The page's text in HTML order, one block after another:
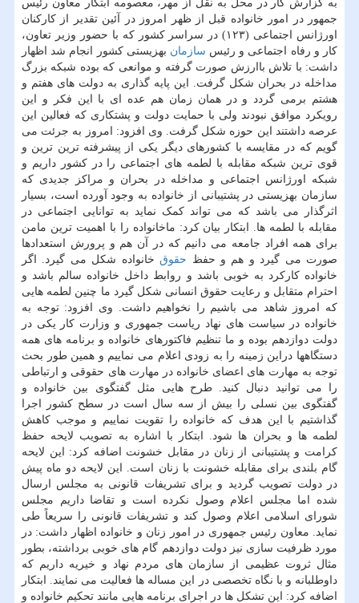
به گزارش کار در محل به نقل از مهر، معصومه ابتکار معاون رئیس
جمهور در امور خانواده قبل از ظهر امروز در آئین تقدیر از کارکنان
اورژانس اجتماعی (۱۲۳) در سراسر کشور که با حضور وزیر تعاون،
کار و رفاه اجتماعی و رئیس سازمان بهزیستی کشور انجام شد اظهار
داشت: با تلاش باارزش صورت گرفته و موانعی که بوده شبکه بزرگ
مداخله در بحران شکل گرفت. این پایه گذاری به دولت های هفتم و
هشتم برمی گردد و در همان زمان هم عده ای با این فکر و این
رویکرد موافق نبودند ولی با حمایت دولت و پشتکاری که فعالین این
عرصه داشتند این حوزه شکل گرفت. وی افزود: امروز به جرئت می
گویم که در مقایسه با کشورهای دیگر یکی از پیشرفته ترین ترین و
قوی ترین شبکه مقابله با لطمه های اجتماعی را در کشور داریم و
شبکه اورژانس اجتماعی و مداخله در بحران و مراکز جدیدی که
سازمان بهزیستی در پشتیبانی از خانواده به وجود آورده است، بسیار
اثرگذار می باشد که می تواند کمک نماید به توانایی اجتماعی در
مقابله با لطمه ها. ابتکار بیان کرد: ماخانواده را با اهمیت ترین مامن
برای همه افراد جامعه می دانیم که در آن هم و پرورش استعدادها
صورت می گیرد و هم و حفظ حقوق خانواده شکل می گیرد. اگر
خانواده کارکرد به خوبی باشد و روابط داخل خانواده سالم باشد و
احترام متقابل و رعایت حقوق انسانی شکل گیرد ما چنین لطمه هایی
که امروز شاهد می باشیم را نخواهیم داشت. وی افزود: توجه به
خانواده در سیاست های نهاد ریاست جمهوری و وزارت کار یکی در
دولت دوازدهم بوده و ما تنظیم فاکتورهای خانواده و برنامه های همه
دستگاهها دراین زمینه را به زودی اعلام می نماییم و همین طور بحث
توجه به مهارت های اعضای خانواده در مهارت های حقوقی و ارتباطی
را می توانید دنبال کنید. طرح هایی مثل گفتگوی بین خانواده و
گفتگوی بین نسلی را بیش از سه سال است در سطح کشور اجرا
گذاشتیم با این هدف که خانواده را تقویت نماییم و موجب کاهش
لطمه ها و بحران ها شود. ابتکار با اشاره به تصویب لایحه حفظ
کرامت و پشتیبانی از زنان در مقابل خشونت اضافه کرد: این لایحه
گام بلندی برای مقابله خشونت با زنان است. این لایحه دو ماه پیش
در دولت تصویب گردید و برای تشریفات قانونی به مجلس ارسال
شده اما مجلس اعلام وصول نکرده است و تقاضا داریم مجلس
شورای اسلامی اعلام وصول کند و تشریفات قانونی را سریعاً طی
نماید. معاون رئیس جمهوری در امور زنان و خانواده اظهار داشت: در
مورد ظرفیت سازی نیز دولت دوازدهم گام های خوبی برداشته، بطور
مثال ثروت عظیمی از سازمان های مردم نهاد و خیریه داریم که
داوطلبانه و با نگاه تخصصی در این مساله ها فعالیت می نمایند. ابتکار
اضافه کرد: این تشکل ها در اجرای برنامه هایی مانند تحکیم خانواده و